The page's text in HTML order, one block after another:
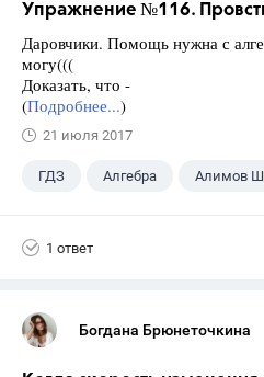
Упражнение №116.
Даровчики. Помощь нужна с
могу(((
Доказать, что -
(Подробнее...)
21 июля 2017
ГДЗ Алгебра Алимов
1 ответ
Богдана Брюнеточкина